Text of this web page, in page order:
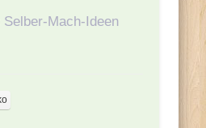
Selber-Mach-Ideen